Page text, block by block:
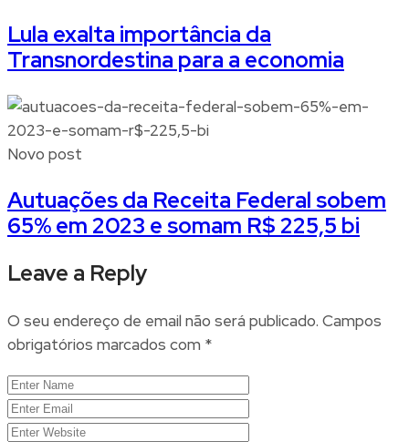
Lula exalta importância da
Transnordestina para a economia
Novo post
Autuações da Receita Federal sobem
65% em 2023 e somam R$ 225,5 bi
Leave a Reply
O seu endereço de email não será publicado. Campos
obrigatórios marcados com *